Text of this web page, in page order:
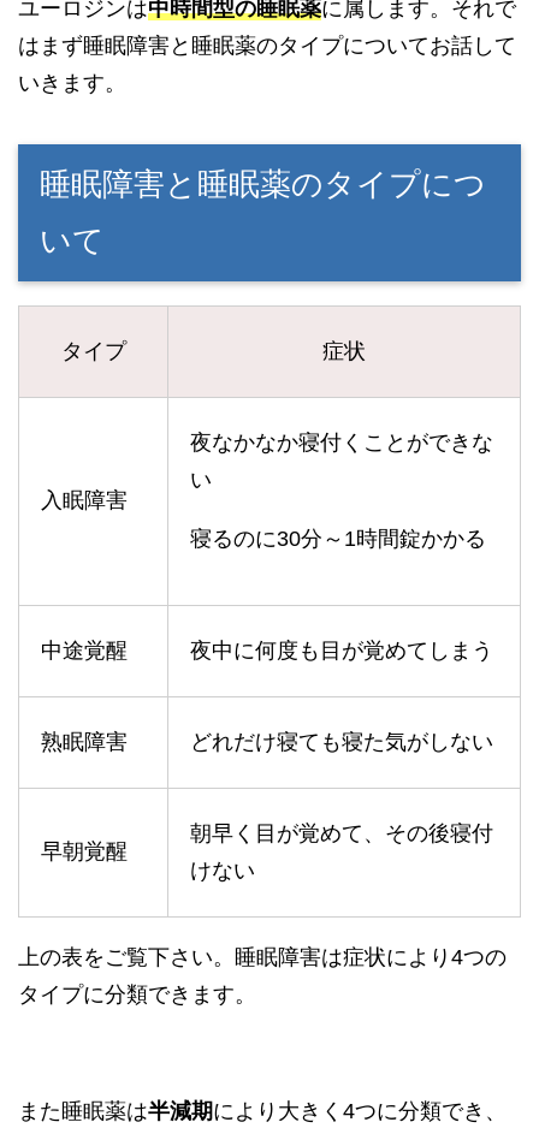
ユーロジンは中時間型の睡眠薬に属します。それで
はまず睡眠障害と睡眠薬のタイプについてお話して
いきます。
睡眠障害と睡眠薬のタイプにつ
いて
タイプ 症状
入眠障害
夜なかなか寝付くことができな
い
寝るのに30分～1時間錠かかる
中途覚醒 夜中に何度も目が覚めてしまう
熟眠障害 どれだけ寝ても寝た気がしない
早朝覚醒
朝早く目が覚めて、その後寝付
けない
上の表をご覧下さい。睡眠障害は症状により4つの
タイプに分類できます。
また睡眠薬は半減期により大きく4つに分類でき、